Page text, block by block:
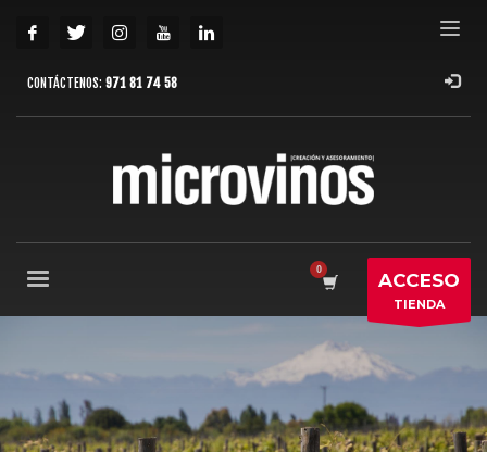
CONTÁCTENOS: 971 81 74 58
ACCESO
TIENDA